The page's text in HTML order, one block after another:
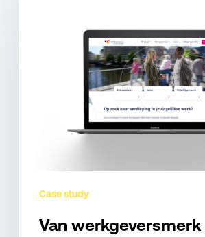
Case study
recruitmentplatform
Van werkgeversmerk